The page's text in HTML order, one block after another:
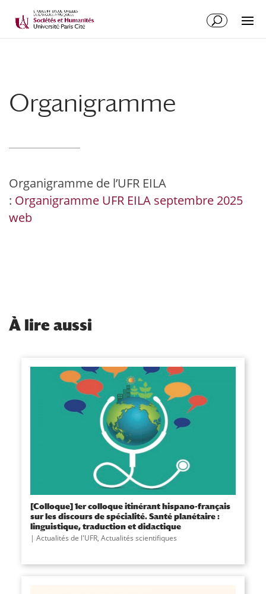
Organigramme
Organigramme de l’UFR EILA
: Organigramme UFR EILA septembre 2025
web
À lire aussi
[Colloque] 1er colloque itinérant hispano-français
sur les discours de spécialité. Santé planétaire :
linguistique, traduction et didactique
Actualités de l'UFR, Actualités scientifiques